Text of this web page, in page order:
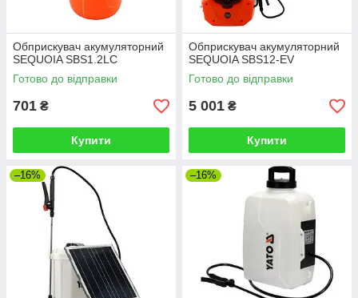
Обприскувач акумуляторний
SEQUOIA SBS1.2LC
Готово до відправки
701 ₴
Купити
Обприскувач акумуляторний
SEQUOIA SBS12-EV
Готово до відправки
5 001 ₴
Купити
–16% –16%